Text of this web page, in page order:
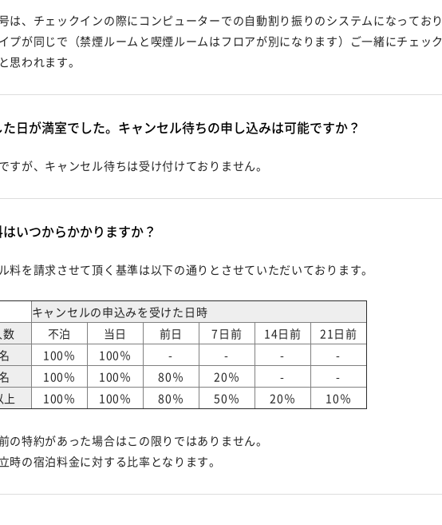
は、チェックインの際にコンピューターでの自動割り振りのシステムになっており
プが同じで（禁煙ルームと喫煙ルームはフロアが別になります）ご一緒にチェッ
思われます。
日が満室でした。キャンセル待ちの申し込みは可能ですか？
すが、キャンセル待ちは受け付けておりません。
いつからかかりますか？
料を請求させて頂く基準は以下の通りとさせていただいております。
キャンセルの申込みを受けた日時
数
不泊 当日 前日 7日前 14日前
21日前
100％ 100％ - - -
-
100％ 100％ 80％ 20％ -
-
上
100％ 100％ 80％ 50％ 20％ 10％
の特約があった場合はこの限りではありません。
時の宿泊料金に対する比率となります。